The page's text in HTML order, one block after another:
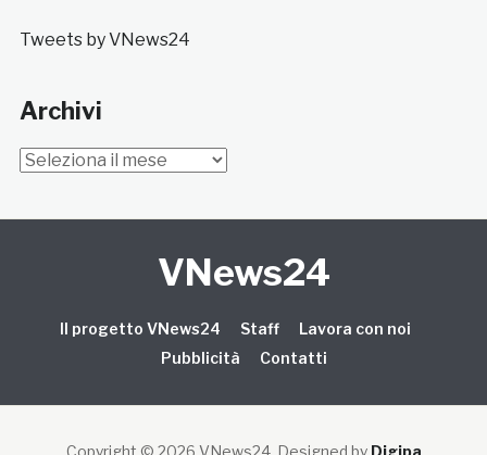
Tweets by VNews24
Archivi
Archivi
VNews24
Il progetto VNews24 Staff
Lavora con noi
Pubblicità
Contatti